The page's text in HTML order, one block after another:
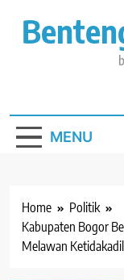
MENU
Home
Politik
Kabupaten Bogor
Melawan